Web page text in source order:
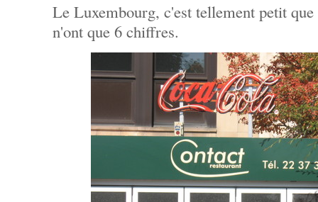
Le Luxembourg, c'est tellement petit
n'ont que 6 chiffres.